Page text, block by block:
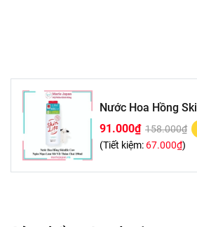
Xuất xứ : Nhật Bản
Quy cách: chai 150ml
CÔNG DỤNG:
Nước Hoa Hồng
91.000₫ 158.000₫
(Tiết kiệm: 67.000₫)